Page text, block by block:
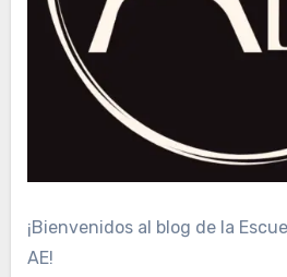
¡Bienvenidos al blog de la
AE!